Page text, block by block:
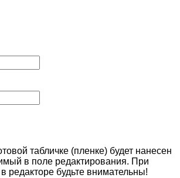
табличке (пленке) будет нанесен
в поле редактирования. При
редакторе будьте внимательны!